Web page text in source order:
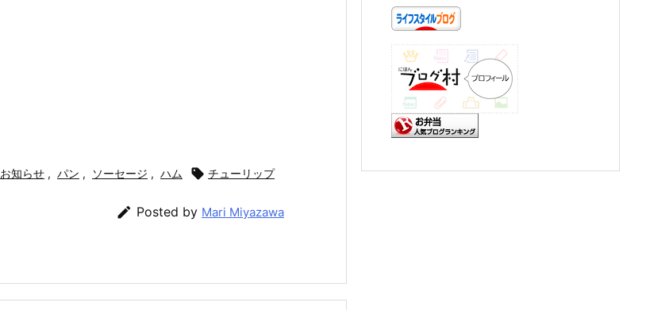
お知らせ , パン , ソーセージ , ハム  チューリップ
 Posted by Mari Miyazawa